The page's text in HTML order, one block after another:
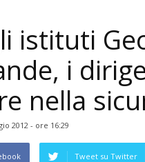
istituti
i
nella
2012 - ore 16:29
Tweet su Twitter